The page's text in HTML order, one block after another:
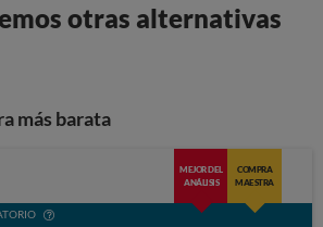
otras alternativas
más barata
MEJOR DEL
ANÁLISIS
COMPRA
MAESTRA